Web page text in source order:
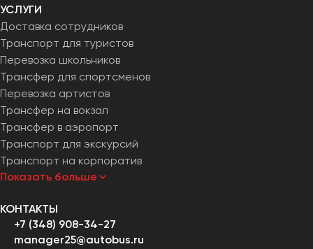
УСЛУГИ
Доставка сотрудников
Транспорт для туристов
Перевозка школьников
Трансфер для спортсменов
Перевозка артистов
Трансфер на вокзал
Трансфер в аэропорт
Транспорт для экскурсий
Транспорт на корпоратив
Показать больше
КОНТАКТЫ
+7 (348) 908-34-27
manager25@autobus.ru